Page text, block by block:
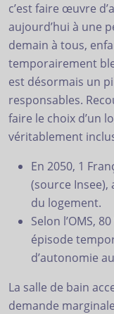
c’est faire œuvre
aujourd’hui à une
demain à tous,
temporairement
est désormais un
responsables.
faire le choix d’un
véritablement
En 2050, 1
(source Insee),
du logement.
Selon l’OMS,
épisode
d’autonomie
La salle de bain
demande